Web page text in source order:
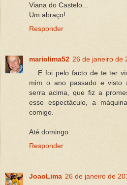
Viana do Castelo...
Um abraço!
Responder
mariolima52 26 de janeiro de
... E foi pelo facto de te ter
mim o ano passado e visto
serra acima, que fiz a
esse espectáculo, a
comigo.
Até domingo.
Responder
JoaoLima 26 de janeiro de